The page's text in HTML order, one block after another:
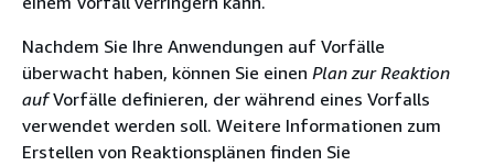
Nachdem Sie Ihre Anwendungen auf Vorfälle
überwacht haben, können Sie einen Plan zur Reaktion
aufVorfälle definieren, der während eines Vorfalls
verwendet werden soll. Weitere Informationen zum
Erstellen von Reaktionsplänen finden Sie